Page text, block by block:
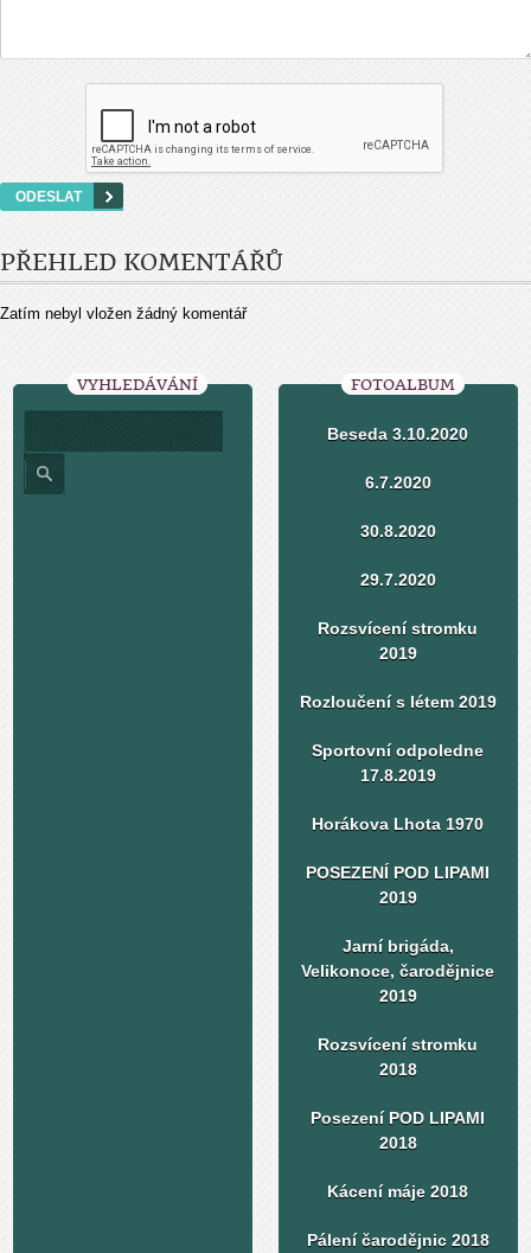
PŘEHLED KOMENTÁŘŮ
Zatím nebyl vložen žádný komentář
VYHLEDÁVÁNÍ FOTOALBUM
Beseda 3.10.2020
6.7.2020
30.8.2020
29.7.2020
Rozsvícení stromku
2019
Rozloučení s létem 2019
Sportovní odpoledne
17.8.2019
Horákova Lhota 1970
POSEZENÍ POD LIPAMI
2019
Jarní brigáda,
Velikonoce, čarodějnice
2019
Rozsvícení stromku
2018
Posezení POD LIPAMI
2018
Kácení máje 2018
Pálení čarodějnic 2018